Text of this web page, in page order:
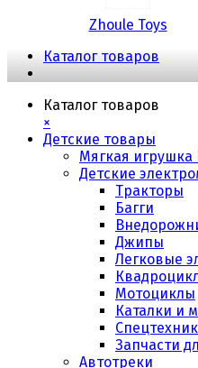
Zhoule Toys
Каталог товаров
Каталог товаров
×
Детские товары
Мягкая игрушка
Детские
Тракторы
Багги
Джипы
Легковые
Мотоциклы
Каталки и
Запчасти
Автотреки